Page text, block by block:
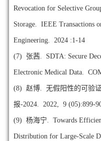
Revocation for Selective
Storage. IEEE Transactions
Engineering. 2024 :1-14
(7) 张茜. SDTA: Secure
Electronic Medical Data.
(8) 赵博. 无假阳性的可验
报-2024. 2022, 9 (05):899-
(9) 杨海宁. Towards
Distribution for Large-Scale